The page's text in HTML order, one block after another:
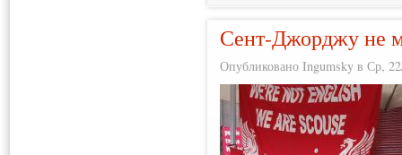
Сент-Джорджу не
Опубликовано Ingumsky в Ср,